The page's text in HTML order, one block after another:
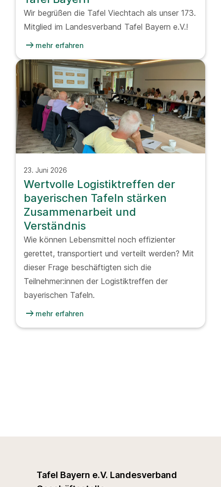
Wir begrüßen die Tafel Viechtach als unser 173.
Mitglied im Landesverband Tafel Bayern e.V.!
arrow_right_alt mehr erfahren
23. Juni 2026
Wertvolle Logistiktreffen der
bayerischen Tafeln stärken
Zusammenarbeit und
Verständnis
Wie können Lebensmittel noch effizienter
gerettet, transportiert und verteilt werden? Mit
dieser Frage beschäftigten sich die
Teilnehmer:innen der Logistiktreffen der
bayerischen Tafeln.
arrow_right_alt mehr erfahren
Tafel Bayern e.V. Landesverband